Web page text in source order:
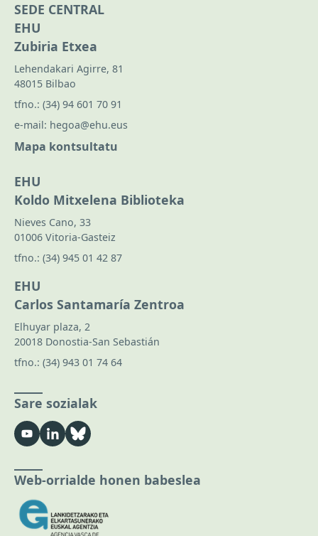
SEDE CENTRAL
EHU
Zubiria Etxea
Lehendakari Agirre, 81
48015 Bilbao
tfno.: (34) 94 601 70 91
e-mail: hegoa@ehu.eus
Mapa kontsultatu
EHU
Koldo Mitxelena Biblioteka
Nieves Cano, 33
01006 Vitoria-Gasteiz
tfno.: (34) 945 01 42 87
EHU
Carlos Santamaría Zentroa
Elhuyar plaza, 2
20018 Donostia-San Sebastián
tfno.: (34) 943 01 74 64
Sare sozialak
Web-orrialde honen babeslea